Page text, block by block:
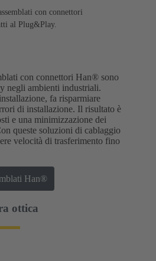
con connettori
al Plug&Play.
con connettori Han® sono
negli ambienti industriali.
fa risparmiare
di installazione. Il risultato è
e una minimizzazione dei
queste soluzioni di cablaggio
velocità di trasferimento fino
Han®
ottica